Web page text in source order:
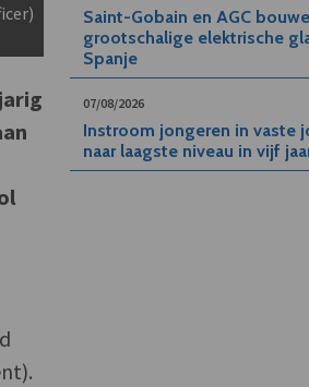
Saint-Gobain en AGC
grootschalige elektrische
Spanje
07/08/2026
Instroom jongeren in vaste
naar laagste niveau in vijf